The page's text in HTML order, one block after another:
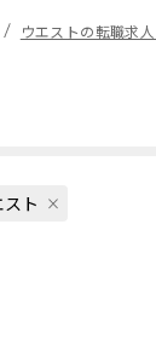
ウエストの転職求人
スト